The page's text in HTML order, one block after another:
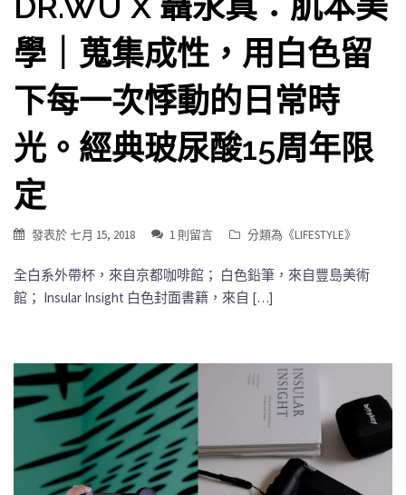
學｜蒐集成性，用白色留
下每一次悸動的日常時
光。經典玻尿酸15周年限
定
發表於七月 15, 2018 1 則留言 分類為《LIFESTYLE》
全白系外帶杯，來自京都咖啡館； 白色鉛筆，來自豐島美術
館； Insular Insight 白色封面書籍，來自 […]